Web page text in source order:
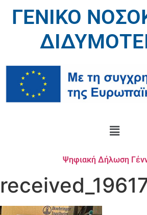
ΓΕΝΙΚΟ
Ψηφιακή Δήλωση